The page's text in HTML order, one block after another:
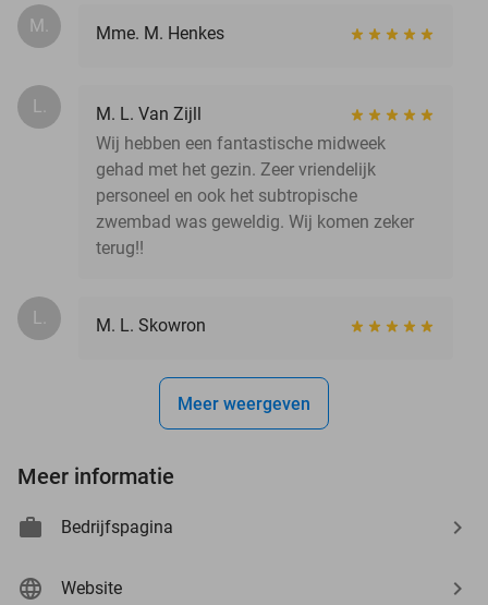
M. Mme. M. Henkes
L.
M. L. Van Zijll
Wij hebben een fantastische midweek
gehad met het gezin. Zeer vriendelijk
personeel en ook het subtropische
zwembad was geweldig. Wij komen zeker
terug!!
L. M. L. Skowron
Meer weergeven
Meer informatie
Bedrijfspagina
Website